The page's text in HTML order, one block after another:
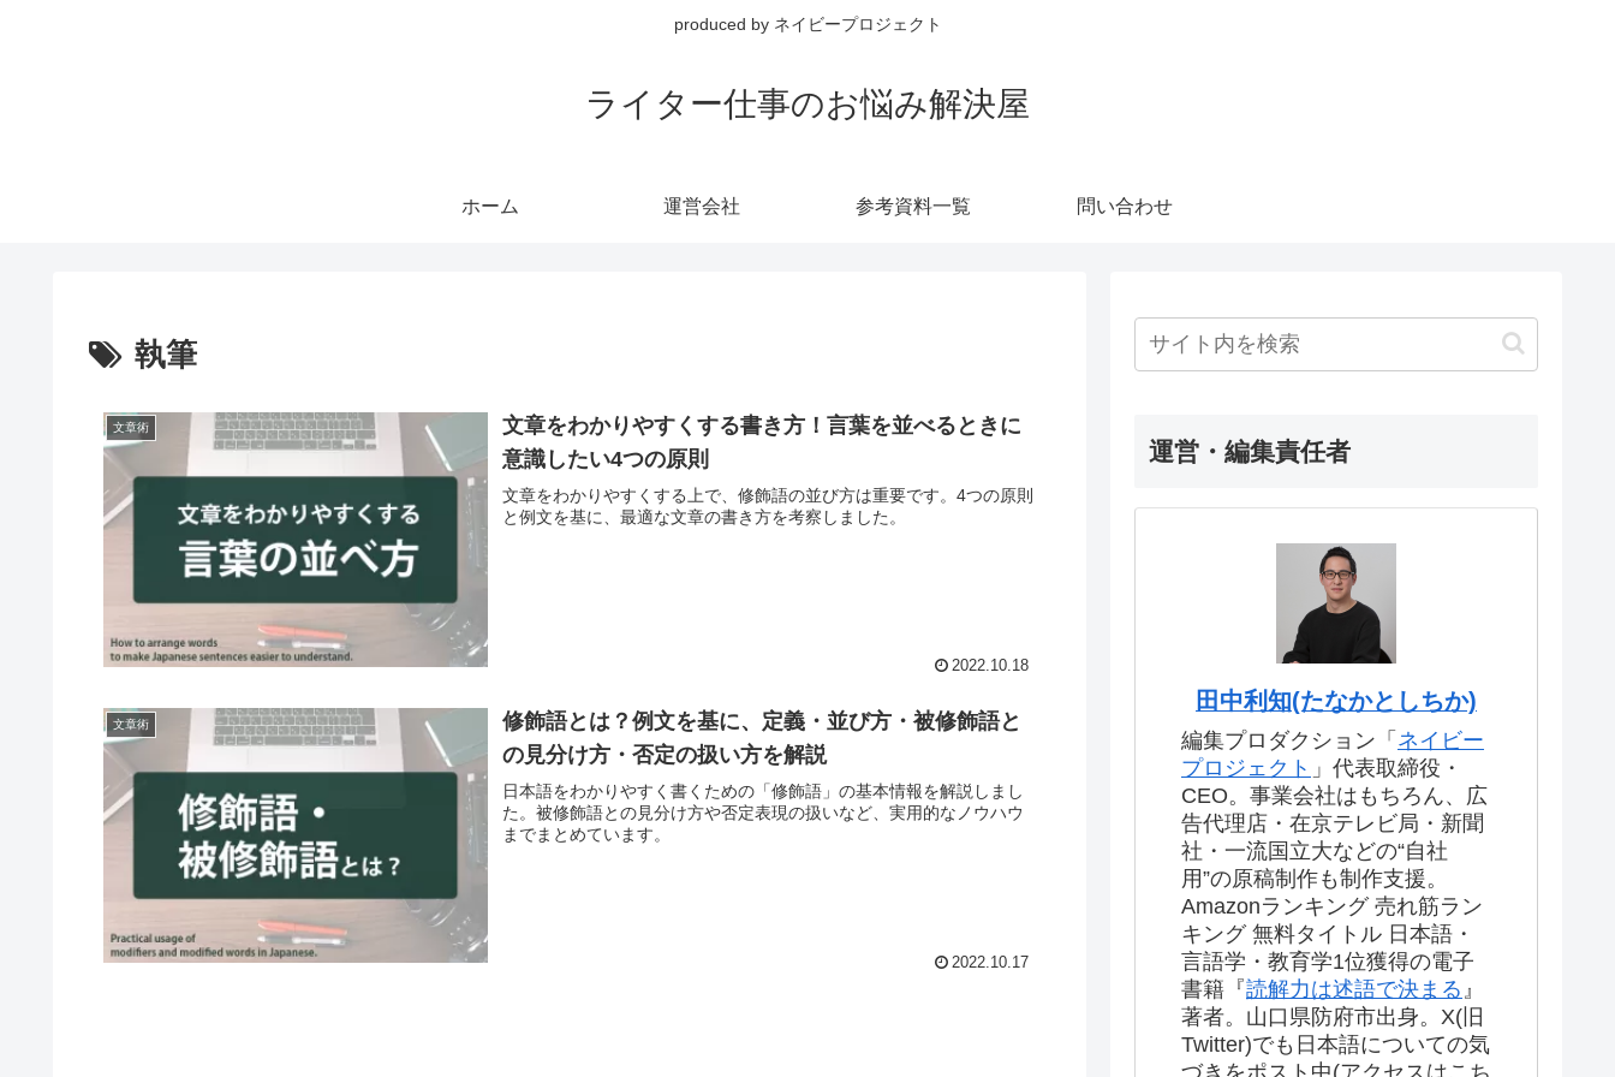
produced by ネイビープロジェクト
ライター仕事のお悩み解決屋
ホーム 運営会社 参考資料一覧 問い合わせ
執筆
文章術
文章をわかりやすくする書き方！言葉を並べるときに
意識したい4つの原則
文章をわかりやすくする上で、修飾語の並び方は重要です。4つの原則
と例文を基に、最適な文章の書き方を考察しました。
2022.10.18
文章術
修飾語とは？例文を基に、定義・並び方・被修飾語と
の見分け方・否定の扱い方を解説
日本語をわかりやすく書くための「修飾語」の基本情報を解説しまし
た。被修飾語との見分け方や否定表現の扱いなど、実用的なノウハウ
までまとめています。
2022.10.17
運営・編集責任者
田中利知(たなかとしちか)
編集プロダクション「 ネイビー
プロジェクト 」代表取締役・
CEO。事業会社はもちろん、広
告代理店・在京テレビ局・新聞
社・一流国立大などの“自社
用”の原稿制作も制作支援。
Amazonランキング 売れ筋ラン
キング 無料タイトル 日本語・
言語学・教育学1位獲得の電子
書籍『読解力は述語で決まる 』
著者。山口県防府市出身。X(旧
Twitter)でも日本語についての気
づきをポスト中(アクセスはこち